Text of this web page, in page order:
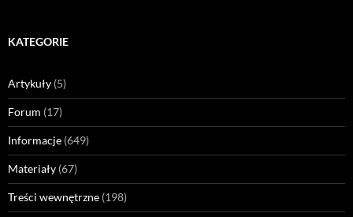
KATEGORIE
Artykuły (5)
Forum (17)
Informacje (649)
Materiały (67)
Treści wewnętrzne (198)